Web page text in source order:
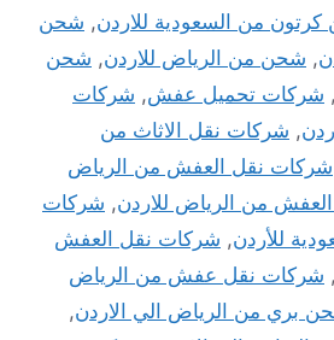
من السعودية للاردن, شحن
, شحن من الرياض للاردن, شحن
, شركات تحميل عفش, شركات
, شركات نقل الاثاث من
شركات نقل العفش من الرياض
من الرياض للاردن, شركات
للأردن, شركات نقل العفش
, شركات نقل عفش من الرياض
بري من الرياض الي الاردن,